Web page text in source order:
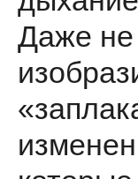
Даже